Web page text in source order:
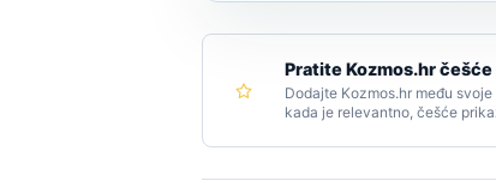
Pratite Kozmos.hr češće
Dodajte Kozmos.hr među
kada je relevantno, češće